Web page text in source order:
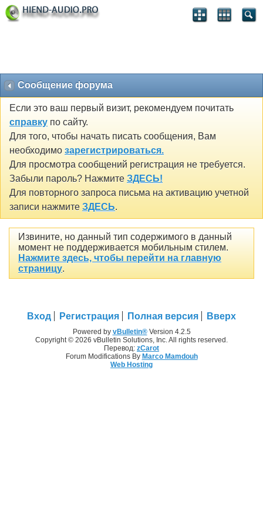
Сообщение форума
Если это ваш первый визит, рекомендуем почитать
справку по сайту.
Для того, чтобы начать писать сообщения, Вам
необходимо зарегистрироваться.
Для просмотра сообщений регистрация не требуется.
Забыли пароль? Нажмите ЗДЕСЬ!
Для повторного запроса письма на активацию учетной
записи нажмите ЗДЕСЬ.
Извините, но данный тип содержимого в данный
момент не поддерживается мобильным стилем.
Нажмите здесь, чтобы перейти на главную
страницу.
Вход Регистрация Полная версия Вверх
Powered by vBulletin®Version 4.2.5
Copyright © 2026 vBulletin Solutions, Inc. All rights reserved.
Перевод: zCarot
Forum Modifications By Marco Mamdouh
Web Hosting